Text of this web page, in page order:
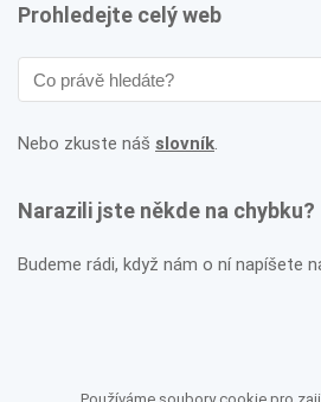
Prohledejte celý web
Nebo zkuste náš slovník.
Narazili jste někde na chybku?
Budeme rádi, když nám o ní napíšete